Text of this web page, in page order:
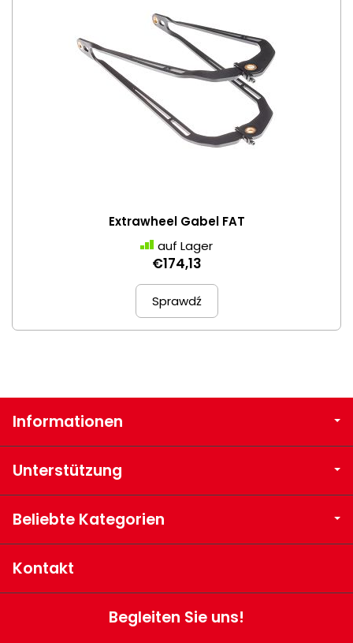
Extrawheel Gabel FAT
auf Lager
€174,13
Sprawdź
Informationen
Unterstützung
Beliebte Kategorien
Kontakt
Begleiten Sie uns!